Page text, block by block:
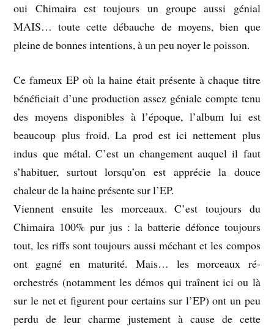
oui Chimaira est toujours un groupe aussi génial
MAIS… toute cette débauche de moyens, bien que
pleine de bonnes intentions, à un peu noyer le poisson.
Ce fameux EP où la haine était présente à chaque titre
bénéficiait d’une production assez géniale compte tenu
des moyens disponibles à l’époque, l’album lui est
beaucoup plus froid. La prod est ici nettement plus
indus que métal. C’est un changement auquel il faut
s’habituer, surtout lorsqu’on est apprécie la douce
chaleur de la haine présente sur l’EP.
Viennent ensuite les morceaux. C’est toujours du
Chimaira 100% pur jus : la batterie défonce toujours
tout, les riffs sont toujours aussi méchant et les compos
ont gagné en maturité. Mais… les morceaux ré-
orchestrés (notamment les démos qui traînent ici ou là
sur le net et figurent pour certains sur l’EP) ont un peu
perdu de leur charme justement à cause de cette